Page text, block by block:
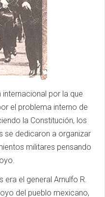
por la que
el problema interno de
la Constitución, los
se dedicaron a organizar
militares pensando
era el general Arnulfo R.
del pueblo mexicano,